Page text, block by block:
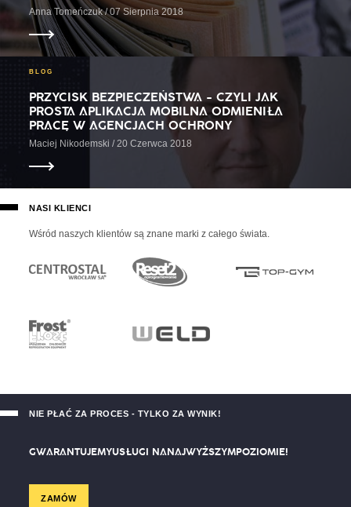
Anna Tomeńczuk / 07 Sierpnia 2018
BLOG
PRZYCISK BEZPIECZEŃSTWA - CZYLI JAK
PROSTA APLIKACJA MOBILNA ODMIENIŁA
PRACĘ W AGENCJACH OCHRONY
Maciej Nikodemski / 20 Czerwca 2018
NASI KLIENCI
Wśród naszych klientów są znane marki z całego świata.
NIE PŁAĆ ZA PROCES - TYLKO ZA WYNIK!
GWARANTUJEMYUSŁUGI NANAJWYŻSZYMPOZIOMIE!
ZAMÓW